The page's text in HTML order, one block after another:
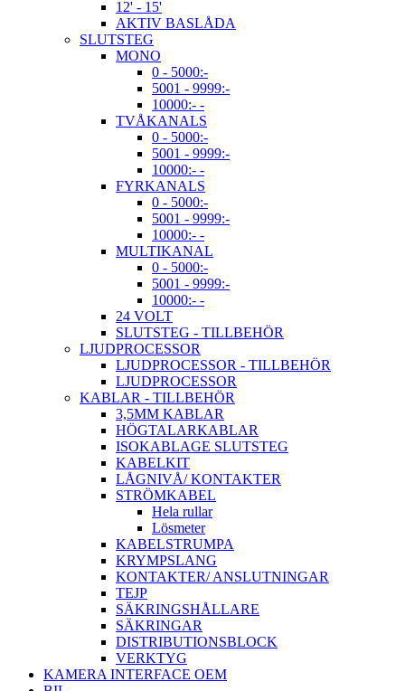
12' - 15'
AKTIV BASLÅDA
SLUTSTEG
MONO
0 - 5000:-
5001 - 9999:-
10000:- -
TVÅKANALS
0 - 5000:-
5001 - 9999:-
10000:- -
FYRKANALS
0 - 5000:-
5001 - 9999:-
10000:- -
MULTIKANAL
0 - 5000:-
5001 - 9999:-
10000:- -
24 VOLT
SLUTSTEG - TILLBEHÖR
LJUDPROCESSOR
LJUDPROCESSOR - TILLBEHÖR
LJUDPROCESSOR
KABLAR - TILLBEHÖR
3,5MM KABLAR
HÖGTALARKABLAR
ISOKABLAGE SLUTSTEG
KABELKIT
LÅGNIVÅ/ KONTAKTER
STRÖMKABEL
Hela rullar
Lösmeter
KABELSTRUMPA
KRYMPSLANG
KONTAKTER/ ANSLUTNINGAR
TEJP
SÄKRINGSHÅLLARE
SÄKRINGAR
DISTRIBUTIONSBLOCK
VERKTYG
KAMERA INTERFACE OEM